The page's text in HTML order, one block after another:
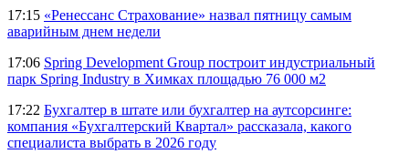
17:15 «Ренессанс Страхование» назвал пятницу самым
аварийным днем недели
17:06 Spring Development Group построит индустриальный
парк Spring Industry в Химках площадью 76 000 м2
17:22 Бухгалтер в штате или бухгалтер на аутсорсинге:
компания «Бухгалтерский Квартал» рассказала, какого
специалиста выбрать в 2026 году